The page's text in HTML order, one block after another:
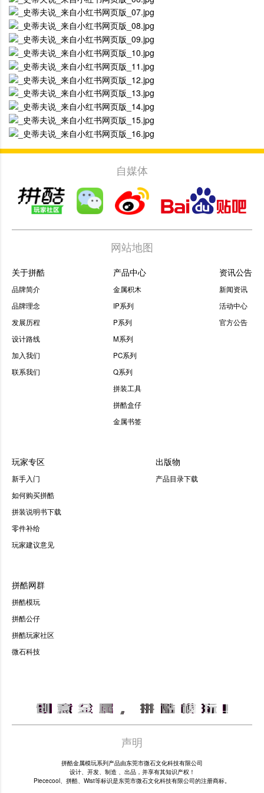
自媒体
网站地图
关于拼酷
品牌简介
品牌理念
发展历程
设计路线
加入我们
联系我们
产品中心
金属积木
IP系列
P系列
M系列
PC系列
Q系列
拼装工具
拼酷盒仔
金属书签
资讯公告
新闻资讯
活动中心
官方公告
玩家专区
新手入门
如何购买拼酷
拼装说明书下载
零件补给
玩家建议意见
出版物
产品目录下载
拼酷网群
拼酷模玩
拼酷公仔
拼酷玩家社区
微石科技
声明
拼酷金属模玩系列产品由东莞市微石文化科技有限公司
设计、开发、制造 、出品，并享有其知识产权！
Piececool、拼酷、Wist等标识是东莞市微石文化科技有限公司的注册商标。